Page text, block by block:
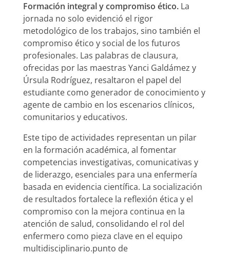
Formación integral y compromiso ético. La
jornada no solo evidenció el rigor
metodológico de los trabajos, sino también el
compromiso ético y social de los futuros
profesionales. Las palabras de clausura,
ofrecidas por las maestras Yanci Galdámez y
Úrsula Rodríguez, resaltaron el papel del
estudiante como generador de conocimiento y
agente de cambio en los escenarios clínicos,
comunitarios y educativos.
Este tipo de actividades representan un pilar
en la formación académica, al fomentar
competencias investigativas, comunicativas y
de liderazgo, esenciales para una enfermería
basada en evidencia científica. La socialización
de resultados fortalece la reflexión ética y el
compromiso con la mejora continua en la
atención de salud, consolidando el rol del
enfermero como pieza clave en el equipo
multidisciplinario.punto de